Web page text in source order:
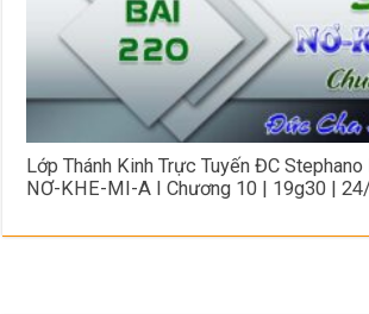
Lớp Thánh Kinh Trực Tuyến ĐC
NƠ-KHE-MI-A I Chương 10 | 19g30 |